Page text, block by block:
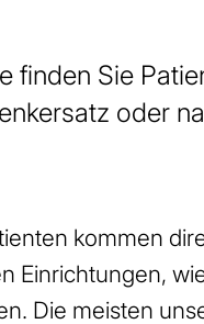
finden Sie
oder
kommen
Einrichtungen,
Die meisten